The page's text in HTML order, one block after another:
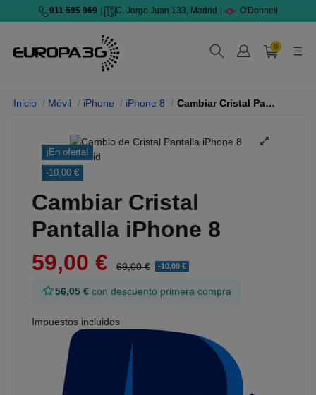
911 595 969 C. Jorge Juan 133, Madrid O'Donnell
0
Inicio Móvil iPhone iPhone 8 Cambiar Cristal Pantalla
¡En oferta!
-10,00 €
Cambiar Cristal
Pantalla iPhone 8
59,00 €
69,00 € -10,00 €
56,05 € con descuento primera compra
Impuestos incluidos